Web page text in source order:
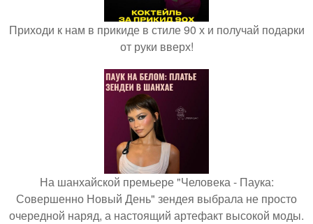
Приходи к нам в прикиде в стиле 90 х и получай подарки
от руки вверх!
На шанхайской премьере "Человека - Паука:
Совершенно Новый День" зендея выбрала не просто
очередной наряд, а настоящий артефакт высокой моды.